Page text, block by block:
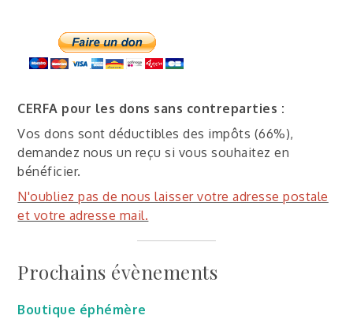
CERFA pour les dons sans contreparties :
Vos dons sont déductibles des impôts (66%),
demandez nous un reçu si vous souhaitez en
bénéficier.
N'oubliez pas de nous laisser votre adresse postale
et votre adresse mail.
Prochains évènements
Boutique éphémère